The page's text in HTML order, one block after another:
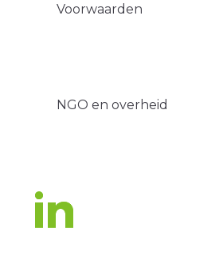
Voorwaarden
NGO en overheid